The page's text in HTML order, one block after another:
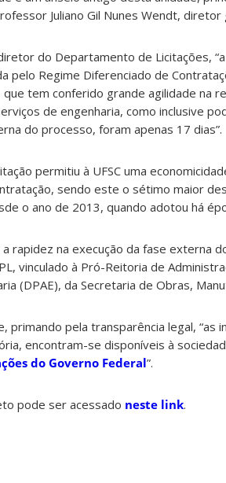
Juliano Gil Nunes Wendt, diretor
do Departamento de Licitações,
pelo Regime Diferenciado de
que tem conferido grande agilidade na
de engenharia, como inclusive
do processo, foram apenas 17 dias”.
permitiu à UFSC uma
sendo este o sétimo maior
o ano de 2013, quando adotou há
rapidez na execução da fase externa
vinculado à Pró-Reitoria de
(DPAE), da Secretaria de Obras,
primando pela transparência legal,
encontram-se disponíveis à
do Governo Federal”.
pode ser acessado neste link.